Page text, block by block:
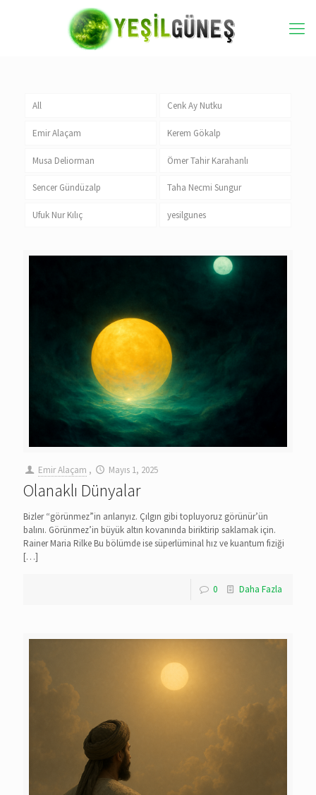
All Cenk Ay Nutku
Emir Alaçam Kerem Gökalp
Musa Deliorman Ömer Tahir Karahanlı
Sencer Gündüzalp Taha Necmi Sungur
Ufuk Nur Kılıç yesilgunes
Emir Alaçam , Mayıs 1, 2025
Olanaklı Dünyalar
Bizler “görünmez”in arılarıyız. Çılgın gibi topluyoruz görünür’ün
balını. Görünmez’in büyük altın kovanında biriktirip saklamak için.
Rainer Maria Rilke Bu bölümde ise süperlüminal hız ve kuantum fiziği
[…]
0 Daha Fazla